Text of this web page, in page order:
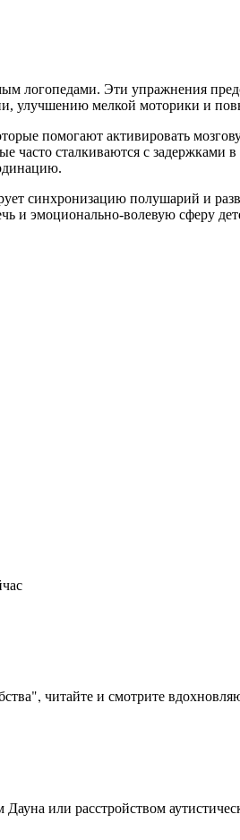
логопедами. Эти упражнения
улучшению мелкой моторики и
помогают активировать
часто сталкиваются с
синхронизацию полушарий и
и эмоционально-волевую сферу
читайте и смотрите
или расстройством